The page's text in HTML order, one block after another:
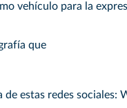
vehículo para la
que
estas redes sociales: